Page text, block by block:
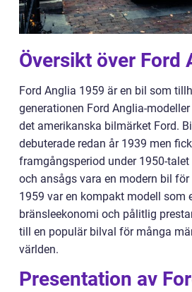
Översikt över Ford
Ford Anglia 1959 är en bil som
generationen Ford Anglia-
det amerikanska bilmärket Ford.
debuterade redan år 1939 men
framgångsperiod under 1950-
och ansågs vara en modern bil
1959 var en kompakt modell som
bränsleekonomi och pålitlig
till en populär bilval för många
världen.
Presentation av